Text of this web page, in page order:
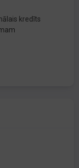
kredīts